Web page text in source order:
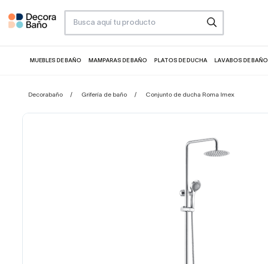
MUEBLES DE BAÑO MAMPARAS DE BAÑO PLATOS DE DUCHA LAVABOS DE BAÑO
Decorabaño Grifería de baño Conjunto de ducha Roma Imex